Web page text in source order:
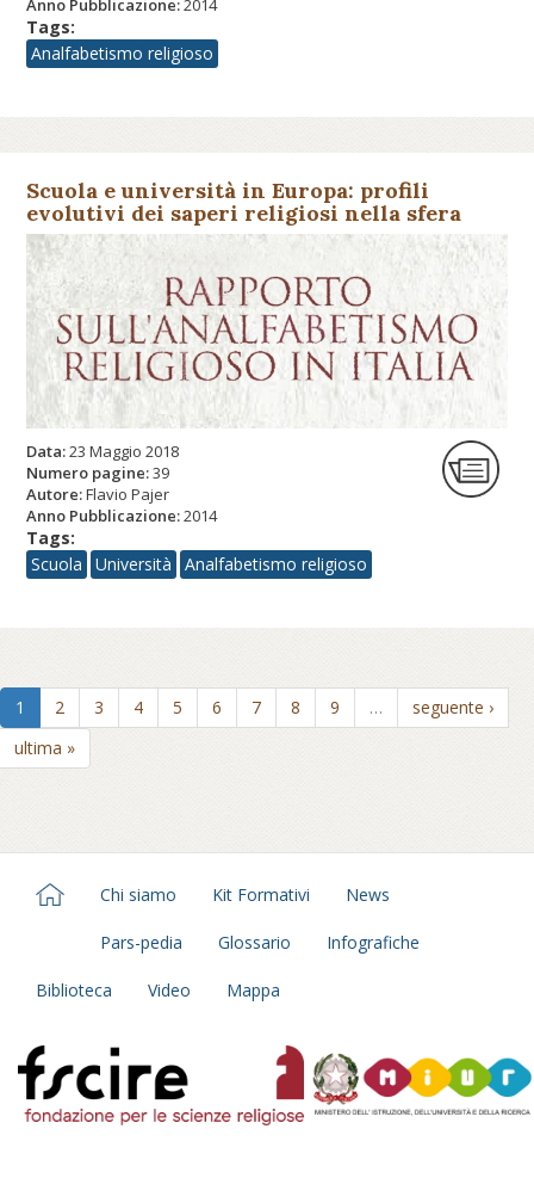
Anno Pubblicazione:2014
Tags:
Analfabetismo religioso
Scuola e università in Europa: profili
evolutivi dei saperi religiosi nella sfera
educativa pubblica
Data:23 Maggio 2018
Numero pagine:39
Autore:Flavio Pajer
Anno Pubblicazione:2014
Tags:
Scuola
Università Analfabetismo religioso
1 2 3 4 5 6 7 8 9 …
seguente ›
ultima »
Chi siamo Kit Formativi News
Pars-pedia Glossario Infografiche
Biblioteca Video Mappa